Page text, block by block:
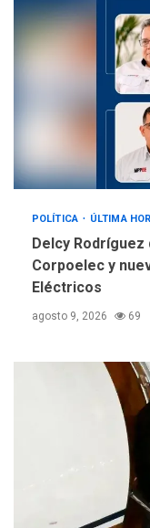
4
POLÍTICA ÚLTIMA
Delcy
Corpoelec y
Eléctricos
agosto 9, 2026 69